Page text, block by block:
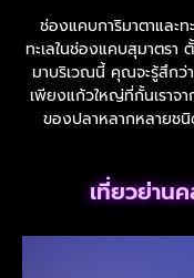
ช่องแคบการิมาตาและ
ทะเลในช่องแคบสุมาตรา
มาบริเวณนี้ คุณจะรู้สึกว่
เพียงแก้วใหญ่ที่กั้นเราจ
ของปลาหลากหลายช
เที่ยวย่าน